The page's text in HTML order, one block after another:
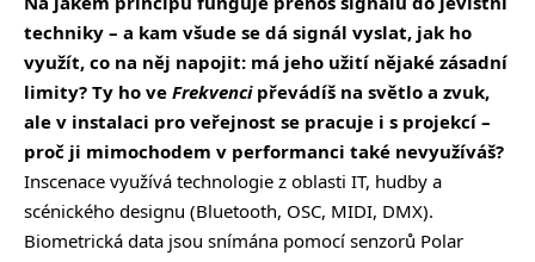
techniky – a kam všude se dá signál vyslat, jak ho
využít, co na něj napojit: má jeho užití nějaké zásadní
limity? Ty ho ve Frekvencipřevádíš na světlo a zvuk,
ale v instalaci pro veřejnost se pracuje i s projekcí –
proč ji mimochodem v performanci také nevyužíváš?
Inscenace využívá technologie z oblasti IT, hudby a
scénického designu (Bluetooth, OSC, MIDI, DMX).
Biometrická data jsou snímána pomocí senzorů Polar